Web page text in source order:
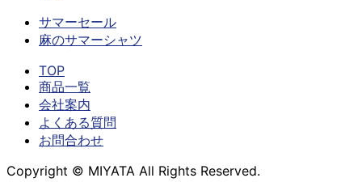
サマーセール
麻のサマーシャツ
TOP
商品一覧
会社案内
よくある質問
お問合わせ
Copyright © MIYATA All Rights Reserved.